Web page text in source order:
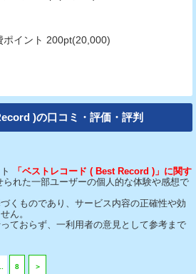
イント 200pt(20,000)
)の口コミ・評価・評判
「ベストレコード ( Best Record )」に関す
られた一部ユーザーの個人的な体験や感想で
くものであり、サービス内容の正確性や効
ん。
ておらず、一利用者の意見として参考まで
8 ＞